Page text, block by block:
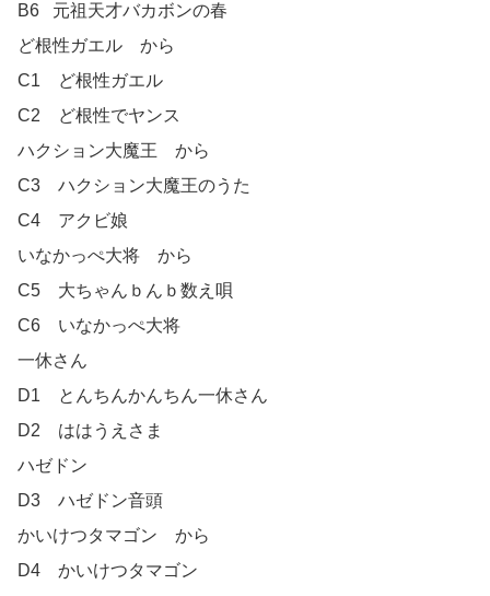
B6	元祖天才バカボンの春
ど根性ガエル　から
C1　ど根性ガエル
C2　ど根性でヤンス
ハクション大魔王　から
C3　ハクション大魔王のうた
C4　アクビ娘
いなかっぺ大将　から
C5　大ちゃんｂんｂ数え唄
C6　いなかっぺ大将
一休さん
D1    とんちんかんちん一休さん
D2　ははうえさま
ハゼドン
D3　ハゼドン音頭
かいけつタマゴン　から
D4　かいけつタマゴン